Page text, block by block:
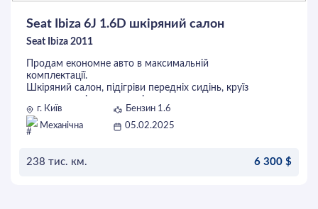
Seat Ibiza 6J 1.6D шкіряний салон
Seat Ibiza 2011
Продам економне авто в максимальній
комплектації.
Шкіряний салон, підігріви передніх сидінь, круїз
контроль, клімат, авто світло, керування
мультимедією з керма, тонування. Розхід по місту
- 5.5 л/100 км. По кузову майже без зауважень.
Більш детально по телефону
г. Київ
Бензин 1.6
Механічна
05.02.2025
238 тис. км. 6 300 $